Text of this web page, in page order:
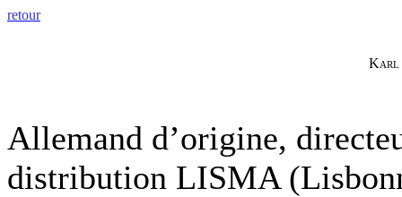
retour
Karl
Allemand d’origine,
distribution LISMA